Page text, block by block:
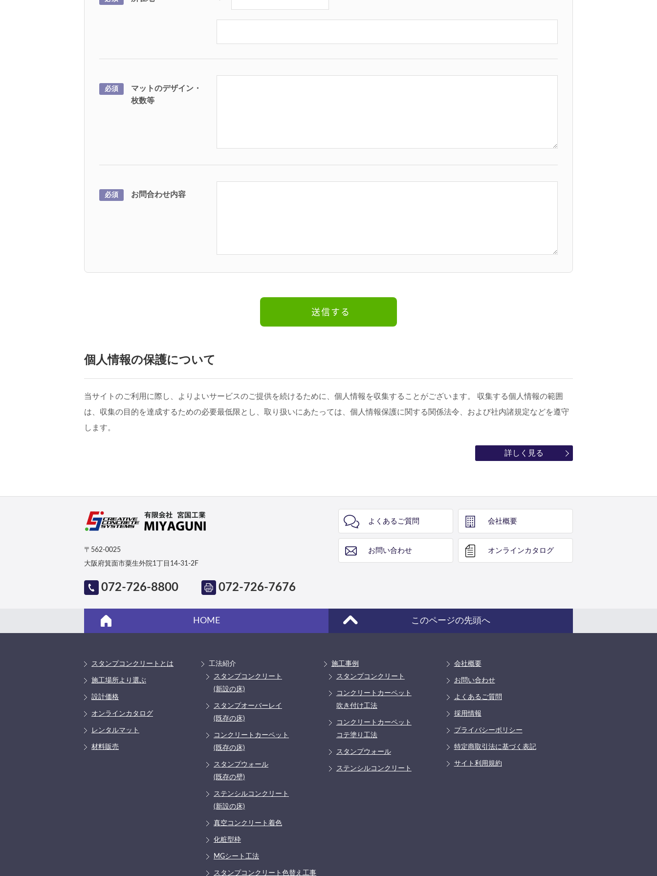
必須
マットのデザイン・
枚数等
必須 お問合わせ内容
個人情報の保護について
当サイトのご利用に際し、よりよいサービスのご提供を続けるために、個人情報を収集することがございます。 収集する個人情報の範囲
は、収集の目的を達成するための必要最低限とし、取り扱いにあたっては、個人情報保護に関する関係法令、および社内諸規定などを遵守
します。
詳しく見る
〒562-0025
大阪府箕面市粟生外院1丁目14-31-2F
072-726-8800 072-726-7676
よくあるご質問 会社概要
お問い合わせ オンライン カタログ
HOME このページの先頭へ
スタンプコンクリートとは
施工場所より選ぶ
設計価格
オンラインカタログ
レンタルマット
材料販売
工法紹介
スタンプコンクリート
(新設の床)
スタンプオーバーレイ
(既存の床)
コンクリートカーペット
(既存の床)
スタンプウォール
(既存の壁)
ステンシルコンクリート
(新設の床)
真空コンクリート着色
化粧型枠
MGシート工法
スタンプコンクリート色替え工事
施工事例
スタンプコンクリート
コンクリートカーペット
吹き付け工法
コンクリートカーペット
コテ塗り工法
スタンプウォール
ステンシルコンクリート
会社概要
お問い合わせ
よくあるご質問
採用情報
プライバシーポリシー
特定商取引法に基づく表記
サイト利用規約